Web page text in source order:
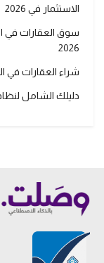
الاستثمار في 2026
سوق العقارات في
2026
شراء العقارات في
دليلك الشامل لنظام